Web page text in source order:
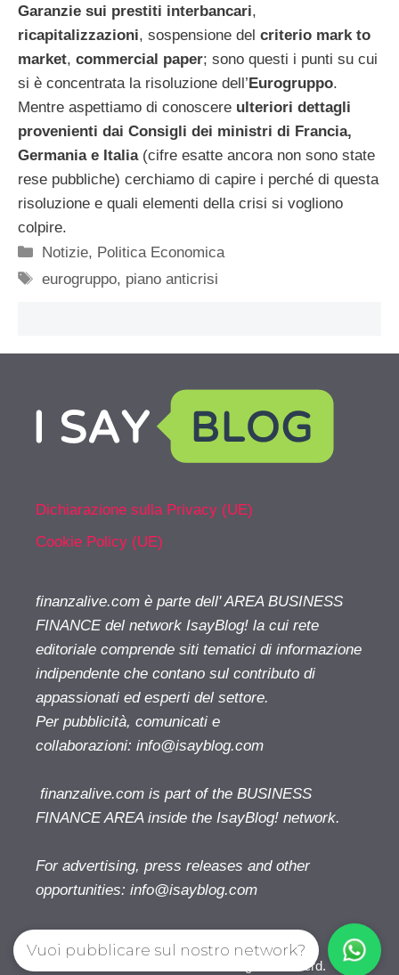
Garanzie sui prestiti interbancari,
ricapitalizzazioni, sospensione del criterio mark to
market, commercial paper; sono questi i punti su cui
si è concentrata la risoluzione dell’Eurogruppo.
Mentre aspettiamo di conoscere ulteriori dettagli
provenienti dai Consigli dei ministri di Francia,
Germania e Italia (cifre esatte ancora non sono state
rese pubbliche) cerchiamo di capire i perché di questa
risoluzione e quali elementi della crisi si vogliono
colpire.
Categorie
Notizie, Politica Economica
Tag
eurogruppo, piano anticrisi
Dichiarazione sulla Privacy (UE)
Cookie Policy (UE)
finanzalive.com è parte dell' AREA BUSINESS
FINANCE del network IsayBlog! la cui rete
editoriale comprende siti tematici di informazione
indipendente che contano sul contributo di
appassionati ed esperti del settore.
Per pubblicità, comunicati e
collaborazioni: info@isayblog.com
finanzalive.com is part of the BUSINESS
FINANCE AREA inside the IsayBlog! network.
For advertising, press releases and other
opportunities: info@isayblog.com
Finanzalive.com © 2026. All right reserverd.
Vuoi pubblicare sul nostro network?